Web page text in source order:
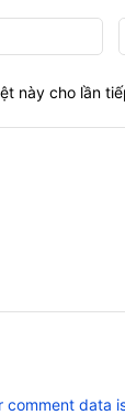
này cho lần
comment data